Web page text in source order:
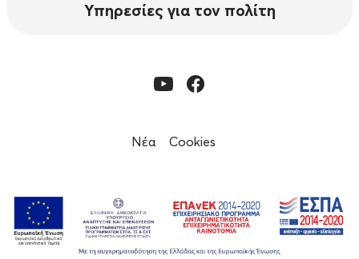
Υπηρεσίες για τον πολίτη
Νέα Cookies